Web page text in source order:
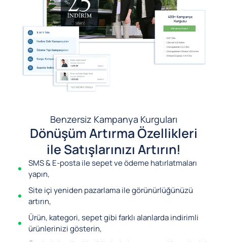
Benzersiz Kampanya Kurguları
Dönüşüm Artırma Özellikleri
ile Satışlarınızı Artırın!
SMS & E-posta ile sepet ve ödeme hatırlatmaları
yapın,
Site içi yeniden pazarlama ile görünürlüğünüzü
artırın,
Ürün, kategori, sepet gibi farklı alanlarda indirimli
ürünlerinizi gösterin,